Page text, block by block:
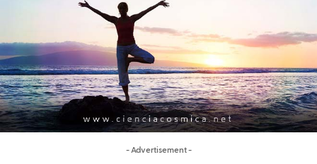
- Advertisement -